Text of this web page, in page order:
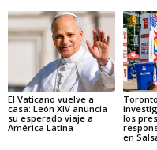
El Vaticano vuelve a
casa: León XIV anuncia
su esperado viaje a
América Latina
los
en